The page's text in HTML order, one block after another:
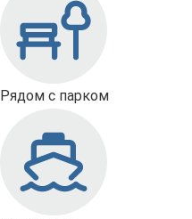
Рядом с парком